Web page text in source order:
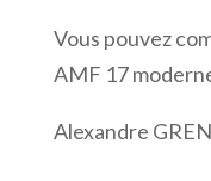
Vous pouvez
AMF 17
Alexandre